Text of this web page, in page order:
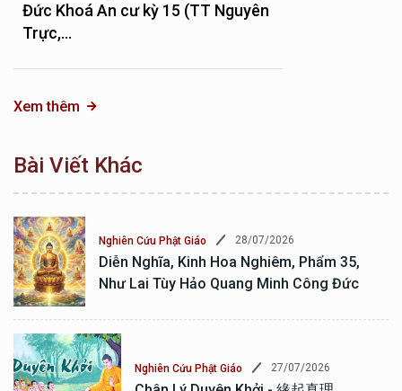
Đức Khoá An cư kỳ 15 (TT Nguyên
Trực,...
Xem thêm
Bài Viết Khác
Nghiên Cứu Phật Giáo 28/07/2026
Diễn Nghĩa, Kinh Hoa Nghiêm, Phẩm 35,
Như Lai Tùy Hảo Quang Minh Công Đức
Nghiên Cứu Phật Giáo 27/07/2026